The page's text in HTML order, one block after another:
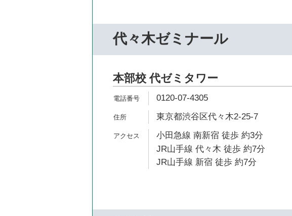
代々木ゼミナール
本部校 代ゼミタワー
0120-07-4305
東京都渋谷区代々木2-25-7
小田急線 南新宿 徒歩 約3分
JR山手線 代々木 徒歩 約7分
JR山手線 新宿 徒歩 約7分